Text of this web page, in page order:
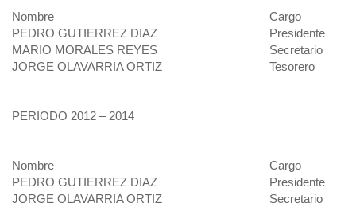
Nombre
Cargo
PEDRO GUTIERREZ DIAZ
Presidente
MARIO MORALES REYES
Secretario
JORGE OLAVARRIA ORTIZ
Tesorero
PERIODO 2012 – 2014
Nombre
Cargo
PEDRO GUTIERREZ DIAZ
Presidente
JORGE OLAVARRIA ORTIZ
Secretario